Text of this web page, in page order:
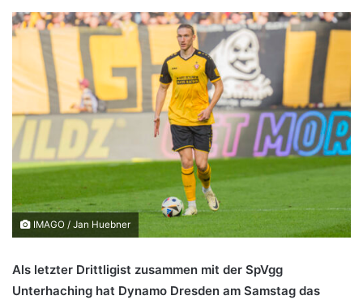
IMAGO / Jan Huebner
Als letzter Drittligist zusammen mit der SpVgg
Unterhaching hat Dynamo Dresden am Samstag das